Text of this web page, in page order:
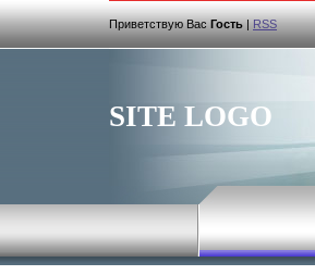
Приветствую Вас Гость|RSS
SITE LOGO